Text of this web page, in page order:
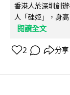
香港人於深圳創
人「硅姬」，身
閱讀全文
2 分享